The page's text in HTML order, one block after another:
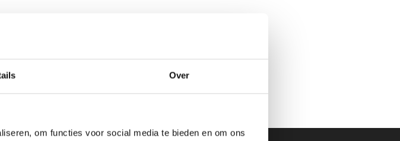
Over
om functies voor social media te bieden en om ons